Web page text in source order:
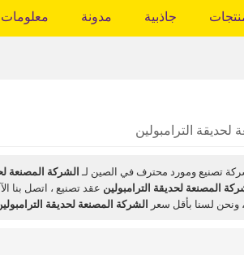
جاذبية مدونة معلومات
لحديقة الترامبولين
تصنيع ومورد محترف في الصين لـ الشركة المصنعة
المصنعة لحديقة الترامبولين عقد تصنيع ، اتصل بنا
ونحن لسنا بأقل سعر الشركة المصنعة لحديقة